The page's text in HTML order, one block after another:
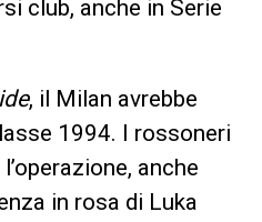
club, anche in Serie
, il Milan avrebbe
1994. I rossoneri
anche
in rosa di Luka